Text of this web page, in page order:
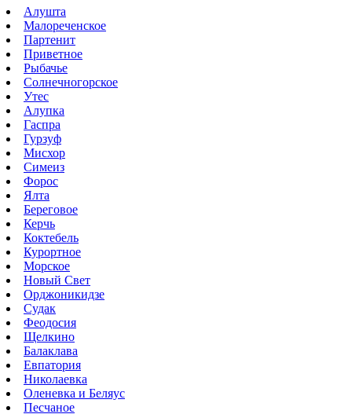
Алушта
Малореченское
Партенит
Приветное
Рыбачье
Солнечногорское
Утес
Алупка
Гаспра
Гурзуф
Мисхор
Симеиз
Форос
Ялта
Береговое
Керчь
Коктебель
Курортное
Морское
Новый Свет
Орджоникидзе
Судак
Феодосия
Щелкино
Балаклава
Евпатория
Николаевка
Оленевка и Беляус
Песчаное